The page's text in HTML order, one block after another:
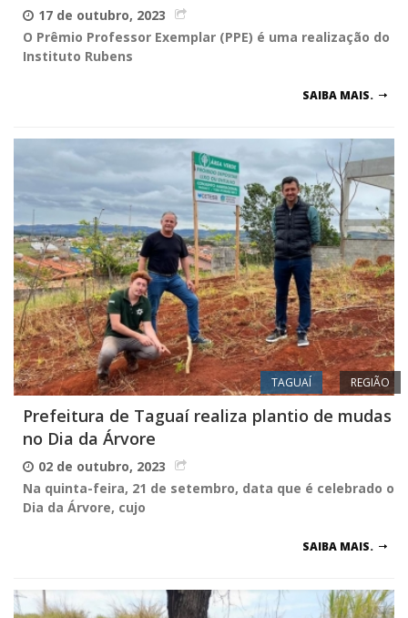
17 de outubro, 2023
O Prêmio Professor Exemplar (PPE) é uma realização do
Instituto Rubens
SAIBA MAIS.
TAGUAÍ REGIÃO
Prefeitura de Taguaí realiza plantio de mudas
no Dia da Árvore
02 de outubro, 2023
Na quinta-feira, 21 de setembro, data que é celebrado o
Dia da Árvore, cujo
SAIBA MAIS.